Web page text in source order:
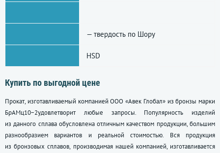
— твердость по Шору
HSD
Купить по выгодной цене
Прокат, изготавливаемый компанией ООО «Авек Глобал» из бронзы марки
БрАМц10−2удовлетворит любые запросы. Популярность изделий
из данного сплава обусловлена отличным качеством продукции, большим
разнообразием вариантов и реальной стоимостью. Вся продукция
из бронзовых сплавов, производимая нашей компанией, изготавливается